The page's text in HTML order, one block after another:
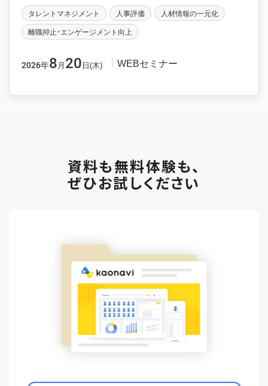
タレントマネジメント 人事評価
人材情報の一元化
離職抑止・エンゲージメント向上
2026年8月 20日(木) WEBセミナー
資料も無料体験も、
ぜひお試しください